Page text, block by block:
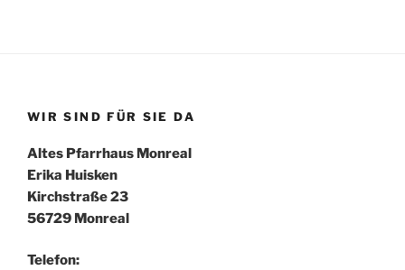
WIR SIND FÜR SIE DA
Altes Pfarrhaus Monreal
Erika Huisken
Kirchstraße 23
56729 Monreal
Telefon: